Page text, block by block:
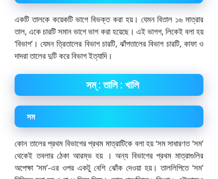
একটি তালকে কয়েকটি ভাগে বিভক্ত করা হয়। যেমন বিতাল ১৬ মাত্রার
তাল, একে চারটি সমান ভাগে ভাগ করা হয়েছে। এই ভাগগ, লিকেই বলা হয়
‘বিভাগ’। যেমন ত্রিতালের বিভাগ চারটি, ঝাঁপতালের বিভাগ চারটি, কাফা ও
দাদরা তালের দুটি করে বিভাগ ইত্যাদি।
সম্ : তালি : খালি
সম
কোন তালের প্রথম বিভাগের প্রথম মাত্রাটিকে বলা হয় ‘সম সাধারণত ‘সম’
থেকেই তবলার ঠেকা আরম্ভ হয় । অন্য বিভাগের প্রথম মাত্রাগুলির
অপেক্ষা ‘সম’-এর ওপর একটু বেশি ঝোঁক দেওয়া হয়। তাললিপিতে ‘সম’